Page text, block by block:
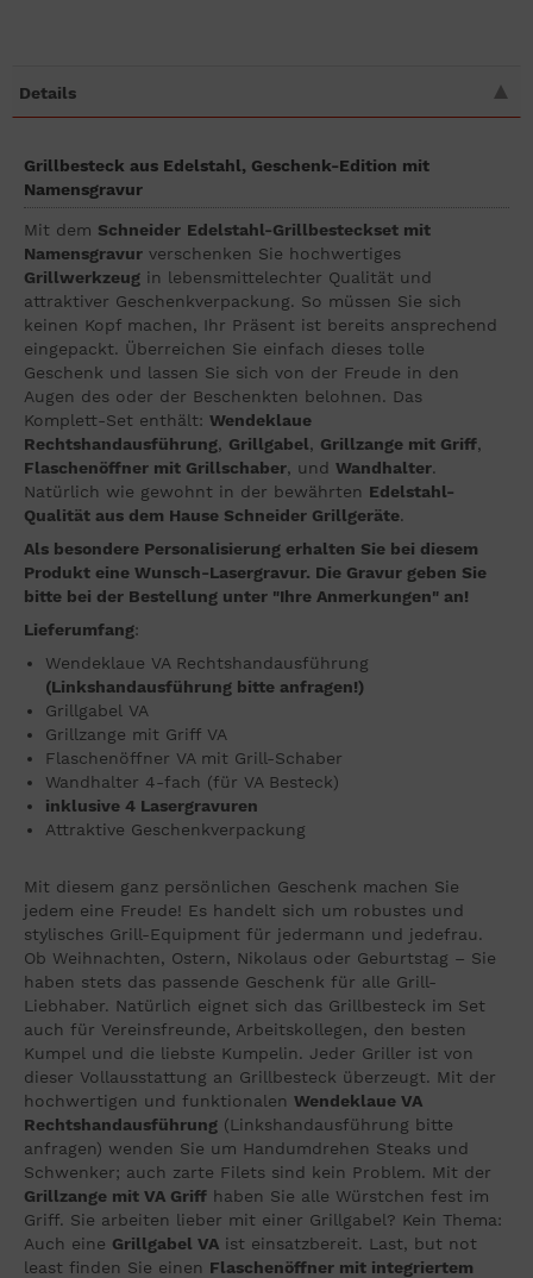
Details
Grillbesteck aus Edelstahl, Geschenk-Edition mit
Namensgravur
Mit dem Schneider Edelstahl-Grillbesteckset mit
Namensgravur verschenken Sie hochwertiges
Grillwerkzeug in lebensmittelechter Qualität und
attraktiver Geschenkverpackung. So müssen Sie sich
keinen Kopf machen, Ihr Präsent ist bereits ansprechend
eingepackt. Überreichen Sie einfach dieses tolle
Geschenk und lassen Sie sich von der Freude in den
Augen des oder der Beschenkten belohnen. Das
Komplett-Set enthält: Wendeklaue
Rechtshandausführung, Grillgabel, Grillzange mit Griff,
Flaschenöffner mit Grillschaber, und Wandhalter.
Natürlich wie gewohnt in der bewährten Edelstahl-
Qualität aus dem Hause Schneider Grillgeräte.
Als besondere Personalisierung erhalten Sie bei diesem
Produkt eine Wunsch-Lasergravur. Die Gravur geben Sie
bitte bei der Bestellung unter "Ihre Anmerkungen" an!
Lieferumfang:
Wendeklaue VA Rechtshandausführung
(Linkshandausführung bitte anfragen!)
Grillgabel VA
Grillzange mit Griff VA
Flaschenöffner VA mit Grill-Schaber
Wandhalter 4-fach (für VA Besteck)
inklusive 4 Lasergravuren
Attraktive Geschenkverpackung
Mit diesem ganz persönlichen Geschenk machen Sie
jedem eine Freude! Es handelt sich um robustes und
stylisches Grill-Equipment für jedermann und jedefrau.
Ob Weihnachten, Ostern, Nikolaus oder Geburtstag – Sie
haben stets das passende Geschenk für alle Grill-
Liebhaber. Natürlich eignet sich das Grillbesteck im Set
auch für Vereinsfreunde, Arbeitskollegen, den besten
Kumpel und die liebste Kumpelin. Jeder Griller ist von
dieser Vollausstattung an Grillbesteck überzeugt. Mit der
hochwertigen und funktionalen Wendeklaue VA
Rechtshandausführung (Linkshandausführung bitte
anfragen) wenden Sie um Handumdrehen Steaks und
Schwenker; auch zarte Filets sind kein Problem. Mit der
Grillzange mit VA Griff haben Sie alle Würstchen fest im
Griff. Sie arbeiten lieber mit einer Grillgabel? Kein Thema:
Auch eine Grillgabel VA ist einsatzbereit. Last, but not
least finden Sie einen Flaschenöffner mit integriertem